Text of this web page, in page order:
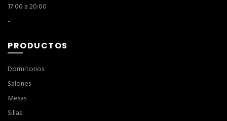
17:00 a 20:00
-
PRODUCTOS
Dormitorios
Salones
Mesas
Sillas